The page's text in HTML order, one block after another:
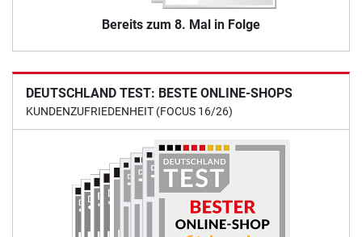
Bereits zum 8. Mal in Folge
DEUTSCHLAND TEST: BESTE ONLINE-SHOPS
KUNDENZUFRIEDENHEIT (FOCUS 16/26)